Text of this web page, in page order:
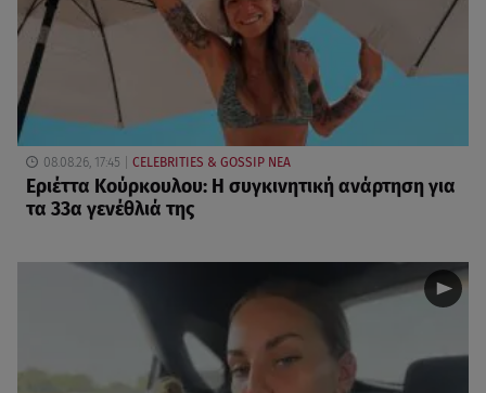
08.08.26, 17:45 CELEBRITIES & GOSSIP ΝΕΑ
Εριέττα Κούρκουλου: Η συγκινητική ανάρτηση για
τα 33α γενέθλιά της